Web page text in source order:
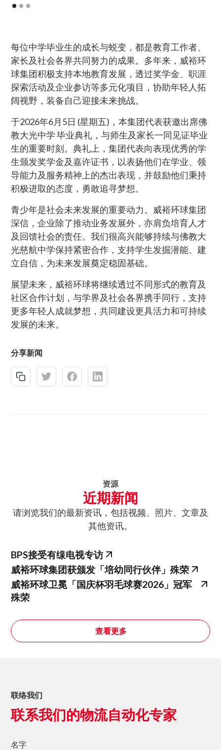
每位中学毕业生的成长与蜕变，都是教育工作者、
家长及社会各界共同努力的成果。多年来，威裕环
球集团积极支持本地教育发展，透过奖学金、职涯
探索活动及企业参访等多元化项目，协助年轻人拓
阔视野，装备自己迎接未来挑战。
于2026年6月5日 (星期五)，本集团代表获邀出席佛
教大光中学 毕业典礼，与师生及家长一同见证毕业
生的重要时刻。典礼上，集团代表向表现优秀的学
生颁发奖学金及嘉许证书，以表扬他们在学业、领
导能力及服务精神上的杰出表现，并鼓励他们秉持
积极进取的态度，勇敢追寻梦想。
青少年是社会未来发展的重要动力。威裕环球集团
深信，企业除了推动业务发展外，亦肩负培育人才
及回馈社会的责任。我们很高兴能够持续与佛教大
光慈航中学保持紧密合作，支持学生发掘潜能、建
立自信，为未来发展奠定稳固基础。
展望未来，威裕环球将继续透过不同形式的教育及
社区合作计划，与学界及社会各界携手同行，支持
更多年轻人成就梦想，共同建设更具活力和可持续
发展的未来。
分享新闻
资源
近期新闻
请浏览我们的最新资讯，包括视频、照片、文章及
其他资讯。
BPS接受有缐电视专访
威裕环球集团获颁发「培幼同行伙伴」殊荣
威裕环球卫冕「国庆杯羽毛球赛2026」冠军
殊荣
查看更多
联络我们
联系我们的物流自动化专家
名字